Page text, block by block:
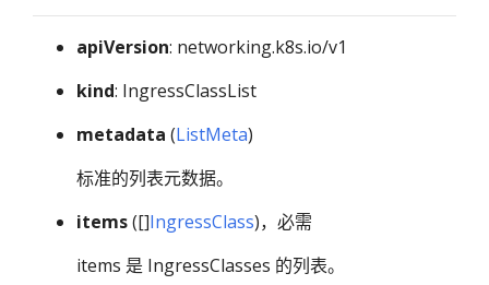
apiVersion: networking.k8s.io/v1
kind: IngressClassList
metadata (ListMeta)
标准的列表元数据。
items([]IngressClass)，必需
items 是 IngressClasses 的列表。